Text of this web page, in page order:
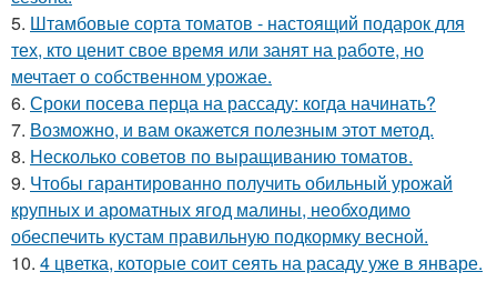
5. Штамбовые сорта томатов - настоящий подарок для
тех, кто ценит свое время или занят на работе, но
мечтает о собственном урожае.
6. Сроки посева перца на рассаду: когда начинать?
7. Возможно, и вам окажется полезным этот метод.
8. Несколько советов по выращиванию томатов.
9. Чтобы гарантированно получить обильный урожай
крупных и ароматных ягод малины, необходимо
обеспечить кустам правильную подкормку весной.
10. 4 цветка, которые соит сеять на расаду уже в январе.